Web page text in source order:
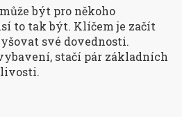
být pro někoho
to tak být. Klíčem je začít
své dovednosti.
stačí pár základních